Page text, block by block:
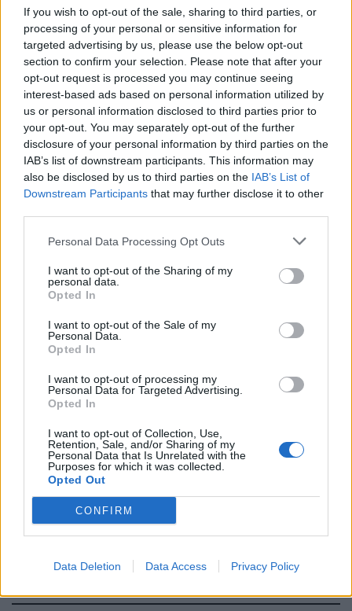
If you wish to opt-out of the sale, sharing to third parties, or
processing of your personal or sensitive information for
targeted advertising by us, please use the below opt-out
section to confirm your selection. Please note that after your
opt-out request is processed you may continue seeing
interest-based ads based on personal information utilized by
us or personal information disclosed to third parties prior to
your opt-out. You may separately opt-out of the further
disclosure of your personal information by third parties on the
IAB’s list of downstream participants. This information may
also be disclosed by us to third parties on the IAB’s List of
Downstream Participants that may further disclose it to other
Personal Data Processing Opt Outs
I want to opt-out of the Sharing of my
personal data.
Opted In
I want to opt-out of the Sale of my
Personal Data.
Opted In
I want to opt-out of processing my
Personal Data for Targeted Advertising.
Opted In
I want to opt-out of Collection, Use,
Retention, Sale, and/or Sharing of my
Personal Data that Is Unrelated with the
Purposes for which it was collected.
Opted Out
CONFIRM
Data Deletion Data Access Privacy Policy
SU IL SIPARIO
Festival di Sanremo, da Diletta a
Monica tutte le donne Amadeus
19/01/2020
POLEMICA AL DOPO FESTIVAL
Furia Gregoraci: io
esclusa perché Briatore è di
SANREMO 70
A Sanremo ci mancava il
19/01/2020
IL RAPPER ANTI-SALVINI
Caos Sanremo, Foa chiede la
19/01/2020
FESTIVAL E POLEMICHE
Amadeus, la ministra chiede un
passo indietro: conduca una
19/01/2020